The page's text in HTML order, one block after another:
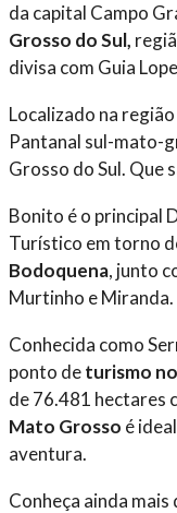
da capital Campo
Grosso do Sul,
divisa com Guia
Localizado na
Pantanal sul-mato-
Grosso do Sul. Que
Bonito é o principal
Turístico em torno
Bodoquena, junto
Murtinho e Miranda.
Conhecida como
ponto deturismo
de 76.481 hectares
Mato Grosso é
aventura.
Conheça ainda